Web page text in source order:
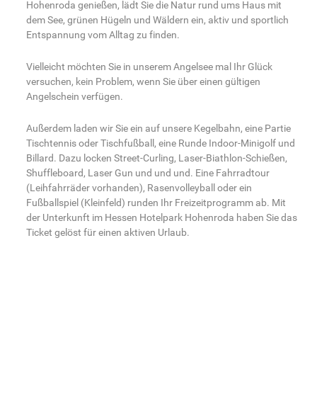
Hohenroda genießen, lädt Sie die Natur rund ums Haus mit
dem See, grünen Hügeln und Wäldern ein, aktiv und sportlich
Entspannung vom Alltag zu finden.
Vielleicht möchten Sie in unserem Angelsee mal Ihr Glück
versuchen, kein Problem, wenn Sie über einen gültigen
Angelschein verfügen.
Außerdem laden wir Sie ein auf unsere Kegelbahn, eine Partie
Tischtennis oder Tischfußball, eine Runde Indoor-Minigolf und
Billard. Dazu locken Street-Curling, Laser-Biathlon-Schießen,
Shuffleboard, Laser Gun und und und. Eine Fahrradtour
(Leihfahrräder vorhanden), Rasenvolleyball oder ein
Fußballspiel (Kleinfeld) runden Ihr Freizeitprogramm ab. Mit
der Unterkunft im Hessen Hotelpark Hohenroda haben Sie das
Ticket gelöst für einen aktiven Urlaub.